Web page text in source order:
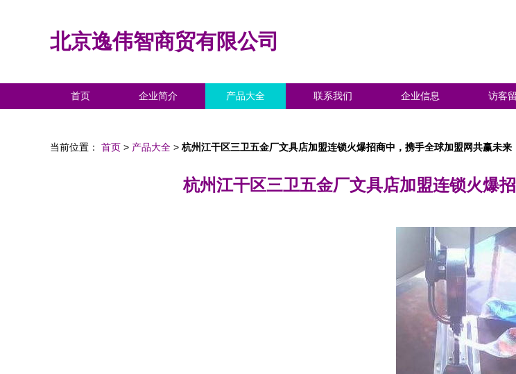
北京逸伟智商贸有限公司
首页 企业简介 产品大全 联系我们 企业信息 访客
当前位置： 首页 > 产品大全 > 杭州江干区三卫五金厂文具店加盟连锁火爆招商中，携手全球加盟网共赢未来
杭州江干区三卫五金厂文具店加盟连锁火爆